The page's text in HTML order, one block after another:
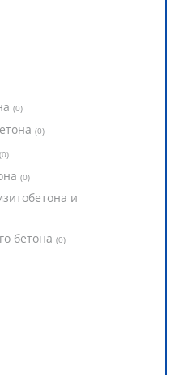
(0)
(0)
(0)
(0)
и
бетона (0)